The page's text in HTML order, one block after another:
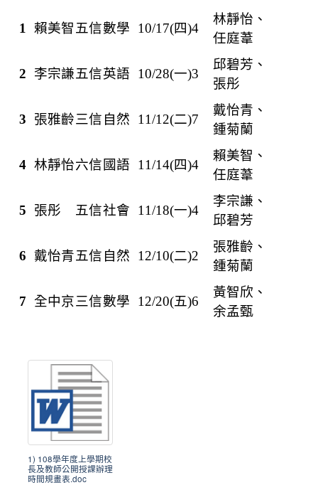
1 賴美智 五信數學 10/17(四)4
林靜怡、
任庭葦
2 李宗謙五信英語 10/28(一)3
邱碧芳、
張彤
3 張雅齡三信 自然 11/12(二)7
戴怡青、
鍾菊蘭
4 林靜怡六信 國語 11/14(四)4
賴美智、
任庭葦
5 張彤 五信社會 11/18(一)4
李宗謙、
邱碧芳
6 戴怡青五信 自然 12/10(二)2
張雅齡、
鍾菊蘭
7 全中京三信數學 12/20(五)6
黃智欣、
余孟甄
1) 108學年度上學期校
長及教師公開授課辦理
時間規畫表.doc